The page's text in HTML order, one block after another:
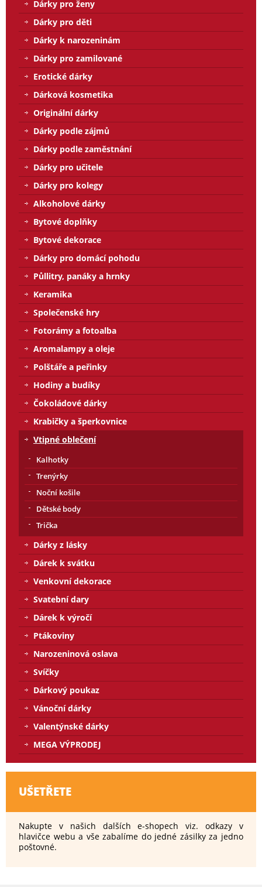
Dárky pro ženy
Dárky pro děti
Dárky k narozeninám
Dárky pro zamilované
Erotické dárky
Dárková kosmetika
Originální dárky
Dárky podle zájmů
Dárky podle zaměstnání
Dárky pro učitele
Dárky pro kolegy
Alkoholové dárky
Bytové doplňky
Bytové dekorace
Dárky pro domácí pohodu
Půllitry, panáky a hrnky
Keramika
Společenské hry
Fotorámy a fotoalba
Aromalampy a oleje
Polštáře a peřinky
Hodiny a budíky
Čokoládové dárky
Krabičky a šperkovnice
Vtipné oblečení
Kalhotky
Trenýrky
Noční košile
Dětské body
Trička
Dárky z lásky
Dárek k svátku
Venkovní dekorace
Svatební dary
Dárek k výročí
Ptákoviny
Narozeninová oslava
Svíčky
Dárkový poukaz
Vánoční dárky
Valentýnské dárky
MEGA VÝPRODEJ
UŠETŘETE
Nakupte v našich dalších e-shopech viz. odkazy v
hlavičce webu a vše zabalíme do jedné zásilky za jedno
poštovné.